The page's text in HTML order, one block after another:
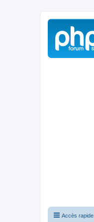
Accès rapide